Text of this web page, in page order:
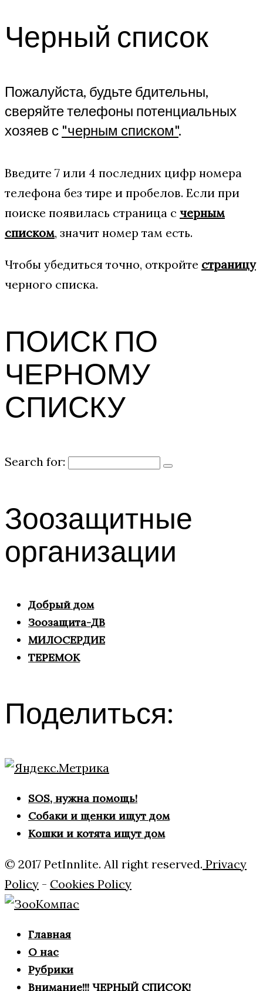
Черный список
Пожалуйста, будьте бдительны,
сверяйте телефоны потенциальных
хозяев с "черным списком".
Введите 7 или 4 последних цифр номера
телефона без тире и пробелов. Если при
поиске появилась страница с черным
списком, значит номер там есть.
Чтобы убедиться точно, откройте страницу
черного списка.
ПОИСК ПО
ЧЕРНОМУ
СПИСКУ
Search for:
Зоозащитные
организации
Добрый дом
Зоозащита-ДВ
МИЛОСЕРДИЕ
ТЕРЕМОК
Поделиться:
SOS, нужна помощь!
Собаки и щенки ищут дом
Кошки и котята ищут дом
© 2017 PetInnlite. All right reserved. Privacy
Policy - Cookies Policy
Главная
О нас
Рубрики
Внимание!!! ЧЕРНЫЙ СПИСОК!